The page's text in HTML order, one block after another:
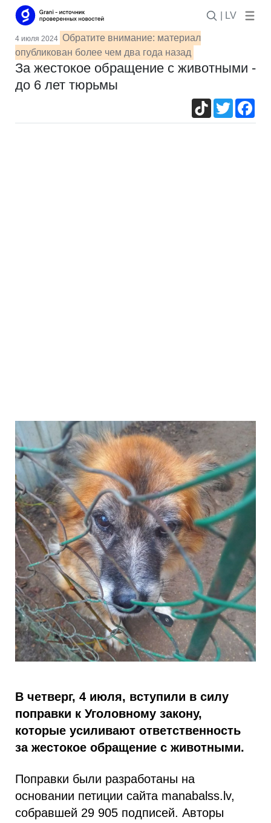
| LV
4 июля 2024 Обратите внимание: материал
опубликован более чем два года назад
За жестокое обращение с животными -
до 6 лет тюрьмы
TikTokTwitter
В четверг, 4 июля, вступили в силу
поправки к Уголовному закону,
которые усиливают ответственность
за жестокое обращение с животными.
Поправки были разработаны на
основании петиции сайта manabalss.lv,
собравшей 29 905 подписей. Авторы